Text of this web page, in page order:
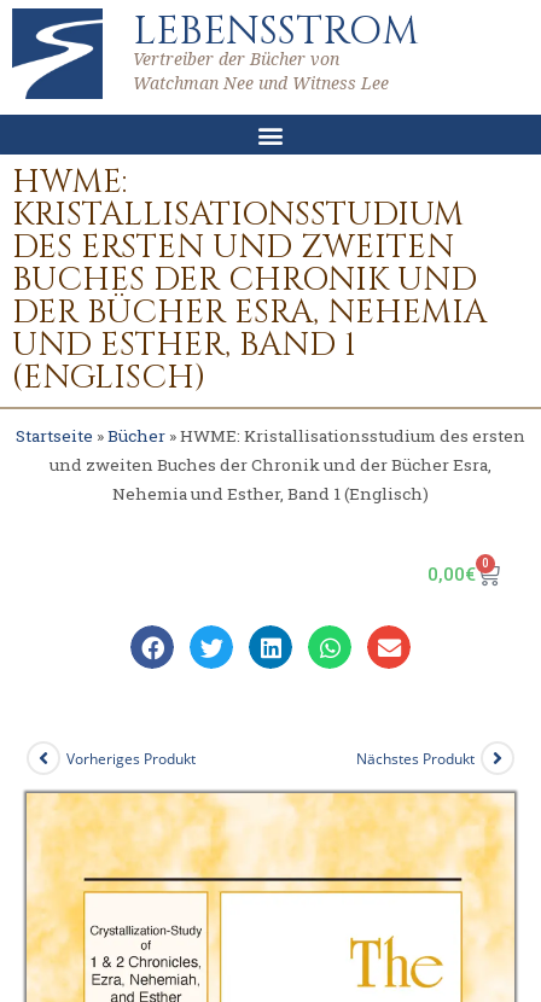
LEBENSSTROM
Vertreiber der Bücher von
Watchman Nee und Witness Lee
HWME:
KRISTALLISATIONSSTUDIUM
DES ERSTEN UND ZWEITEN
BUCHES DER CHRONIK UND
DER BÜCHER ESRA, NEHEMIA
UND ESTHER, BAND 1
(ENGLISCH)
Startseite »Bücher »HWME: Kristallisationsstudium des ersten
und zweiten Buches der Chronik und der Bücher Esra,
Nehemia und Esther, Band 1 (Englisch)
0,00€ 0
Vorheriges Produkt Nächstes Produkt